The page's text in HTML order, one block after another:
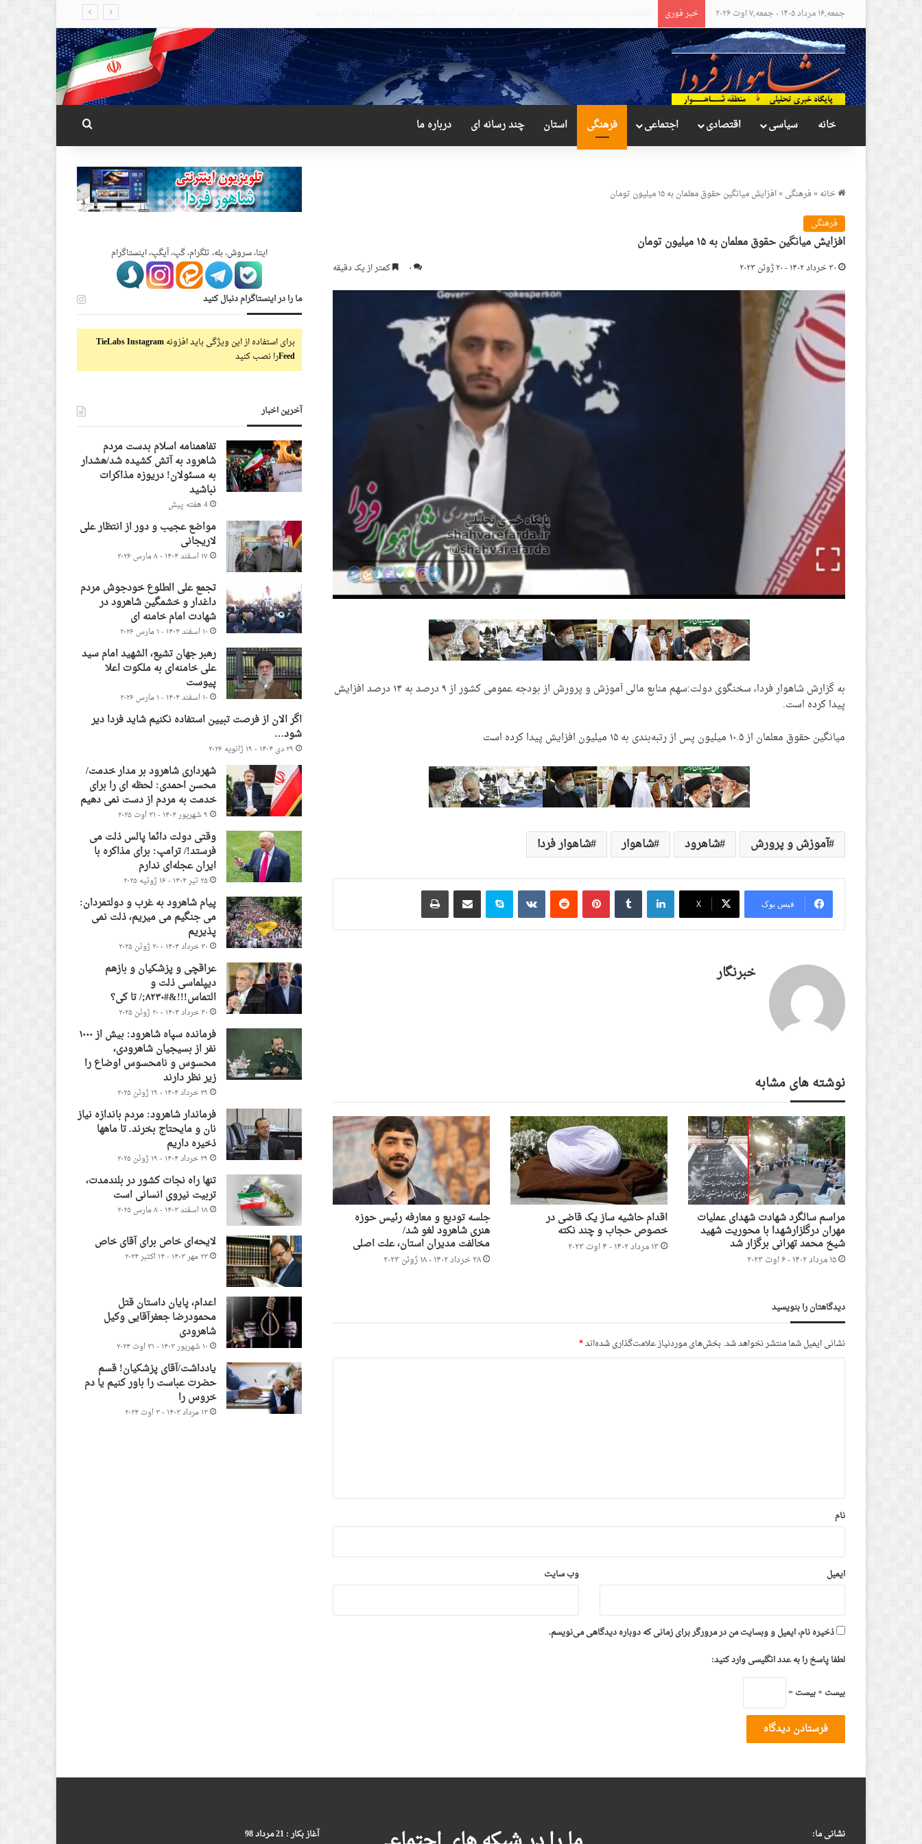
جمعه,۱۶ مرداد ۱۴۰۵ - جمعه,۷ اوت ۲۰۲۶ خبر فوری
خانه سیاسی اقتصادی اجتماعی فرهنگی استان چند رسانه ای درباره ما جستجو برای
خانه»فرهنگی»افزایش میانگین حقوق معلمان به ۱۵ میلیون تومان
فرهنگی
افزایش میانگین حقوق معلمان به ۱۵ میلیون تومان
۳۰ خرداد ۱۴۰۲ - ۲۰ ژوئن ۲۰۲۳ ۰ کمتر از یک دقیقه
به گزارش شاهوار فردا، سخنگوی دولت‌:سهم منابع مالی آموزش و پرورش از بودجه عمومی کشور از ۹ درصد به ۱۴ درصد افزایش
پیدا کرده است.
میانگین حقوق معلمان از ۱۰.۵ میلیون پس از رتبه‌بندی به ۱۵ میلیون افزایش پیدا کرده است
آموزش و پرورش شاهرود شاهوار شاهوار فردا
فیس بوک X
لینکدین ‫تامبلر ‫پین‌ترست‫رددیت ‫VKontakteاسکایپ اشتراک گذاری از طریق ایمیل چاپ
خبرنگار
نوشته های مشابه
مراسم سالگرد شهادت شهدای عملیات
مهران درگلزارشهدا با محوریت شهید
شیخ محمد تهرانی برگزار شد
۱۵ مرداد ۱۴۰۲ - ۶ اوت ۲۰۲۳
اقدام حاشیه ساز یک قاضی در
خصوص حجاب و چند نکته
۱۳ مرداد ۱۴۰۲ - ۴ اوت ۲۰۲۳
جلسه تودیع و معارفه رئیس حوزه
هنری شاهرود لغو شد/
مخالفت مدیران استان، علت اصلی
۲۸ خرداد ۱۴۰۲ - ۱۸ ژوئن ۲۰۲۳
دیدگاهتان را بنویسید
نشانی ایمیل شما منتشر نخواهد شد.بخش‌های موردنیاز علامت‌گذاری شده‌اند*
نام
ایمیل وب‌ سایت
ذخیره نام، ایمیل و وبسایت من در مرورگر برای زمانی که دوباره دیدگاهی می‌نویسم.
لطفا پاسخ را به عدد انگلیسی وارد کنید:
بیست + بیست =
ایتا، سروش، بله، تلگرام، گپ، آیگپ، اینستاگرام
ما را در اینستاگرام دنبال کنید
برای استفاده از این ویژگی باید افزونهTieLabs Instagram
Feedرا نصب کنید
آخرین اخبار
تفاهمنامه اسلام بدست مردم
شاهرود به آتش کشیده شد/هشدار
به مسئولان! دریوزه مذاکرات
نباشید
4 هفته پیش
مواضع عجیب و دور از انتظار علی
لاریجانی
۱۷ اسفند ۱۴۰۴ - ۸ مارس ۲۰۲۶
تجمع علی الطلوع خودجوش مردم
داغدار و خشمگین شاهرود در
شهادت امام خامنه ای
۱۰ اسفند ۱۴۰۴ - ۱ مارس ۲۰۲۶
رهبر جهان تشیع، الشهید امام سید
علی خامنه‌ای به ملکوت اعلا
پیوست
۱۰ اسفند ۱۴۰۴ - ۱ مارس ۲۰۲۶
اگر الان از فرصت تبیین استفاده نکنیم شاید فردا دیر
شود…
۲۹ دی ۱۴۰۴ - ۱۹ ژانویه ۲۰۲۶
شهرداری شاهرود بر مدار خدمت/
محسن احمدی: لحظه ای را برای
خدمت به مردم از دست نمی دهیم
۹ شهریور ۱۴۰۴ - ۳۱ اوت ۲۰۲۵
وقتی دولت دائما پالس ذلت می
فرستد!/ ترامپ: برای مذاکره با
ایران عجله‌ای ندارم
۲۵ تیر ۱۴۰۴ - ۱۶ ژوئیه ۲۰۲۵
پیام شاهرود به غرب و دولتمردان:
می جنگیم می میریم، ذلت نمی
پذیریم
۳۰ خرداد ۱۴۰۴ - ۲۰ ژوئن ۲۰۲۵
عراقچی و پزشکیان و بازهم
دیپلماسی ذلت و
التماس!!!&#۸۲۳۰;/ تا کی؟
۳۰ خرداد ۱۴۰۴ - ۲۰ ژوئن ۲۰۲۵
فرمانده سپاه شاهرود: بیش از ۱۰۰۰
نفر از بسیجیان شاهرودی،
محسوس و نامحسوس اوضاع را
زیر نظر دارند
۲۹ خرداد ۱۴۰۴ - ۱۹ ژوئن ۲۰۲۵
فرماندار شاهرود: مردم باندازه نیاز
نان و مایحتاج بخرند. تا ماهها
ذخیره داریم
۲۹ خرداد ۱۴۰۴ - ۱۹ ژوئن ۲۰۲۵
تنها راه نجات کشور در بلندمدت،
تربیت نیروی انسانی است
۱۸ اسفند ۱۴۰۳ - ۸ مارس ۲۰۲۵
لایحه‌ای خاص برای آقای خاص
۲۳ مهر ۱۴۰۳ - ۱۴ اکتبر ۲۰۲۴
اعدام، پایان داستان قتل
محمودرضا جعفرآقایی وکیل
شاهرودی
۱۰ شهریور ۱۴۰۳ - ۳۱ اوت ۲۰۲۴
یادداشت/آقای پزشکیان! قسم
حضرت عباست را باور کنیم یا دم
خروس را
۱۳ مرداد ۱۴۰۳ - ۳ اوت ۲۰۲۴
نشانی ما: آغاز بکار : 21 مرداد 98